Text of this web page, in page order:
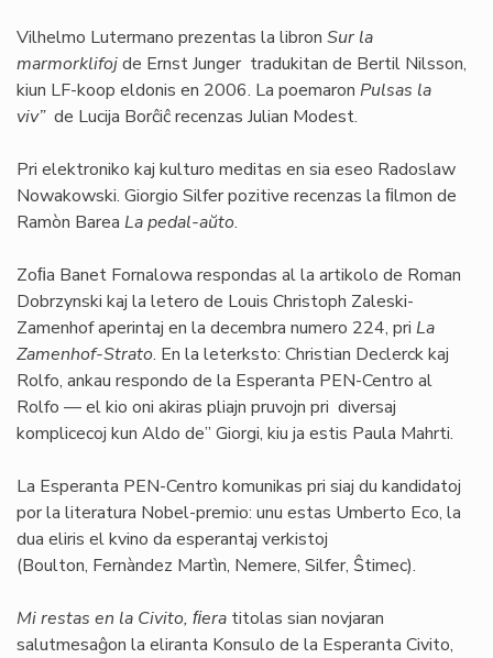
Vilhelmo Lutermano prezentas la libron Sur la
marmorklifojde Ernst Junger tradukitan de Bertil Nilsson,
kiun LF-koop eldonis en 2006. La poemaron Pulsas la
viv”de Lucija Borĉiĉ recenzas Julian Modest.
Pri elektroniko kaj kulturo meditas en sia eseo Radoslaw
Nowakowski. Giorgio Silfer pozitive recenzas la ﬁlmon de
Ramòn Barea La pedal-aŭto.
Zoﬁa Banet Fornalowa respondas al la artikolo de Roman
Dobrzynski kaj la letero de Louis Christoph Zaleski-
Zamenhof aperintaj en la decembra numero 224, pri La
Zamenhof-Strato. En la leterksto: Christian Declerck kaj
Rolfo, ankau respondo de la Esperanta PEN-Centro al
Rolfo — el kio oni akiras pliajn pruvojn pri diversaj
komplicecoj kun Aldo de” Giorgi, kiu ja estis Paula Mahrti.
La Esperanta PEN-Centro komunikas pri siaj du kandidatoj
por la literatura Nobel-premio: unu estas Umberto Eco, la
dua eliris el kvino da esperantaj verkistoj
(Boulton, Fernàndez Martìn, Nemere, Silfer, Ŝtimec).
Mi restas en la Civito, ﬁera titolas sian novjaran
salutmesaĝon la eliranta Konsulo de la Esperanta Civito,